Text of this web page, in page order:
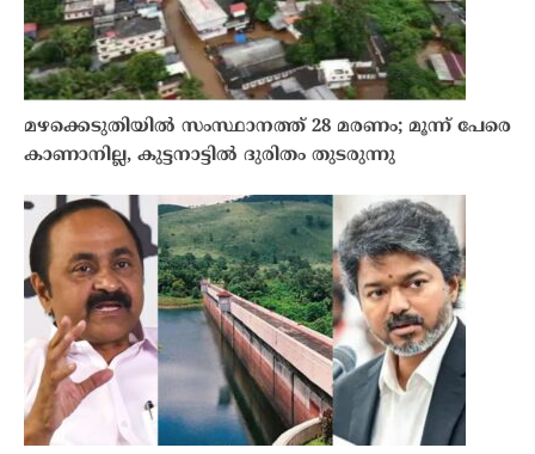
മഴക്കെടുതിയിൽ സംസ്ഥാനത്ത് 28 മരണം; മൂന്ന് പേരെ
കാണാനില്ല, കുട്ടനാട്ടിൽ ദുരിതം തുടരുന്നു